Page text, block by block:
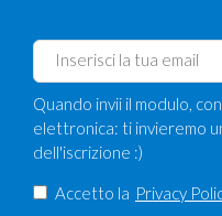
Quando invii il modulo,
elettronica: ti invieremo
dell'iscrizione :)
Accetto la Privacy